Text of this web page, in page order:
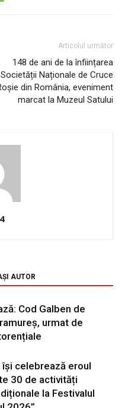
Articolul următor
148 de ani de la înființarea
Societății Naționale de Cruce
din România, eveniment
marcat la Muzeul Satului
AUTOR
Cod Galben de
urmat de
își celebrează eroul
30 de activități
la Festivalul